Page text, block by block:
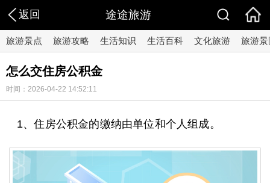
返回 途途旅游
旅游景点 旅游攻略 生活知识 生活百科 文化旅游 旅游景
怎么交住房公积金
时间：2026-04-22 14:52:11
1、住房公积金的缴纳由单位和个人组成。